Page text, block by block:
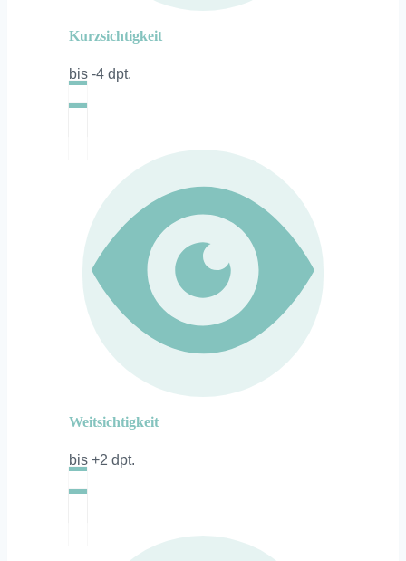
Kurzsichtigkeit
bis -4 dpt.
Weitsichtigkeit
bis +2 dpt.